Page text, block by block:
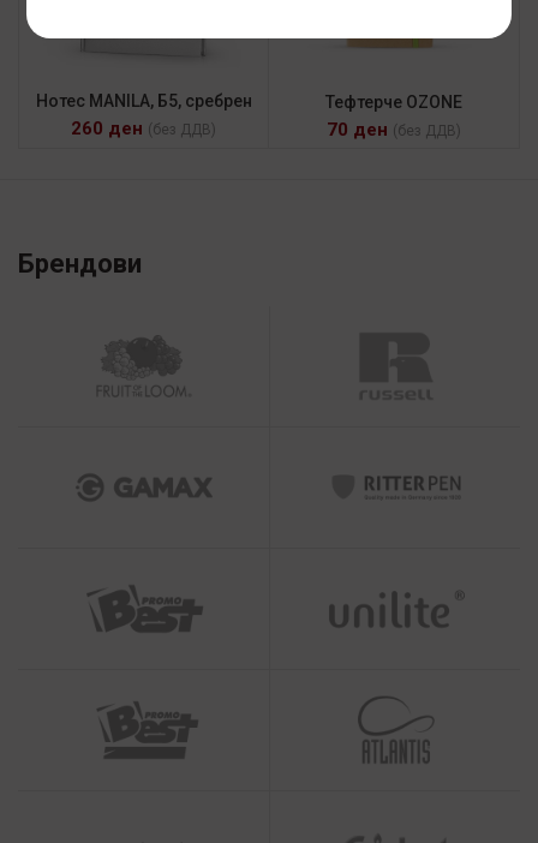
Нотес MANILA, Б5, сребрен
260 ден (без ДДВ)
Тефтерче OZONE
70 ден (без ДДВ)
Брендови